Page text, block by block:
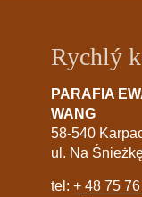
Rychlý
PARAFIA
WANG
58-540
ul. Na
tel: + 48 75